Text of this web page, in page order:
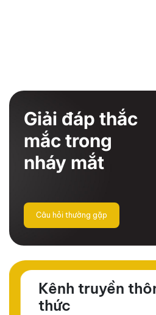
Giải đáp thắc
mắc trong
nháy mắt
Câu hỏi thường gặp
Kênh truyền
thức